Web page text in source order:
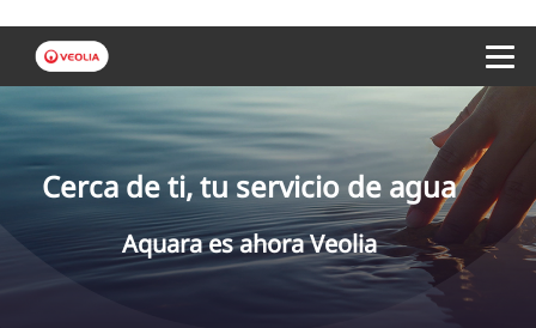
Cerca de ti, tu servicio de agua
Aquara es ahora Veolia